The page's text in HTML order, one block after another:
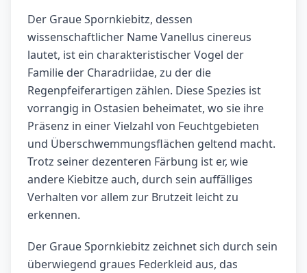
Der Graue Spornkiebitz, dessen
wissenschaftlicher Name Vanellus cinereus
lautet, ist ein charakteristischer Vogel der
Familie der Charadriidae, zu der die
Regenpfeiferartigen zählen. Diese Spezies ist
vorrangig in Ostasien beheimatet, wo sie ihre
Präsenz in einer Vielzahl von Feuchtgebieten
und Überschwemmungsflächen geltend macht.
Trotz seiner dezenteren Färbung ist er, wie
andere Kiebitze auch, durch sein auffälliges
Verhalten vor allem zur Brutzeit leicht zu
erkennen.
Der Graue Spornkiebitz zeichnet sich durch sein
überwiegend graues Federkleid aus, das